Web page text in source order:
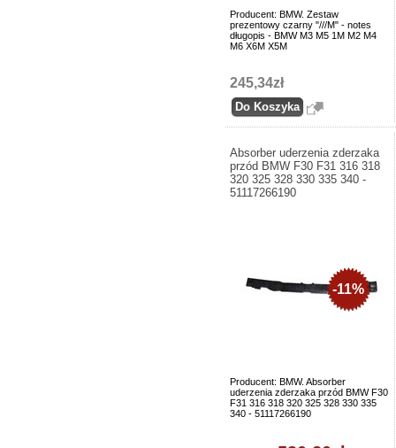
Producent: BMW. Zestaw
prezentowy czarny "///M" - notes
długopis - BMW M3 M5 1M M2 M4
M6 X6M X5M
245,34zł
Absorber uderzenia zderzaka
przód BMW F30 F31 316 318
320 325 328 330 335 340 -
51117266190
Producent: BMW. Absorber
uderzenia zderzaka przód BMW F30
F31 316 318 320 325 328 330 335
340 - 51117266190
-11%